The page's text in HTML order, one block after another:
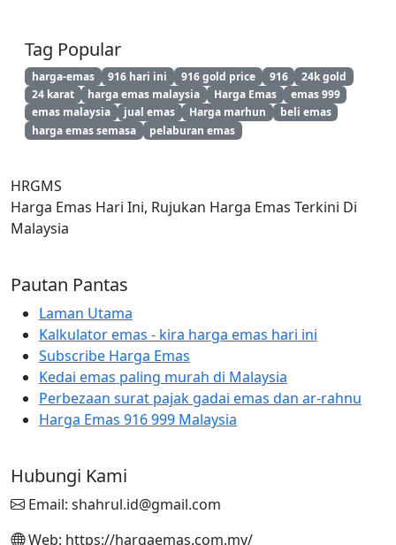
Tag Popular
harga-emas 916 hari ini 916 gold price 916
24k gold
24 karat
harga emas malaysia Harga Emas
emas 999
emas malaysia
jual emas Harga marhun
beli emas
harga emas semasa
pelaburan emas
HRGMS
Harga Emas Hari Ini, Rujukan Harga Emas Terkini Di
Malaysia
Pautan Pantas
Laman Utama
Kalkulator emas - kira harga emas hari ini
Subscribe Harga Emas
Kedai emas paling murah di Malaysia
Perbezaan surat pajak gadai emas dan ar-rahnu
Harga Emas 916 999 Malaysia
Hubungi Kami
Email: shahrul.id@gmail.com
Web: https://hargaemas.com.my/